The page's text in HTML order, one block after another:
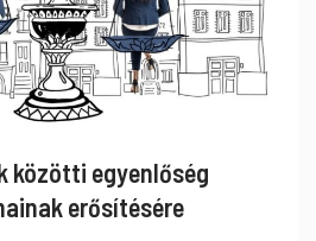
közötti egyenlőség
erősítésére